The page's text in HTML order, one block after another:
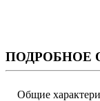
ПОДРОБНОЕ
Общие